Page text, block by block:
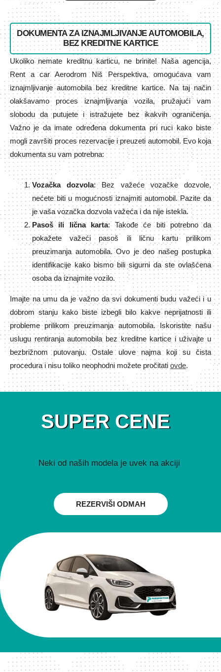
DOKUMENTA ZA IZNAJMLJIVANJE AUTOMOBILA,
BEZ KREDITNE KARTICE
Ukoliko nemate kreditnu karticu, ne brinite! Naša agencija,
Rent a car Aerodrom Niš Perspektiva, omogućava vam
iznajmljivanje automobila bez kreditne kartice. Na taj način
olakšavamo proces iznajmljivanja vozila, pružajući vam
slobodu da putujete i istražujete bez ikakvih ograničenja.
Važno je da imate određena dokumenta pri ruci kako biste
mogli završiti proces rezervacije i preuzeti automobil. Evo koja
dokumenta su vam potrebna:
Vozačka dozvola: Bez važeće vozačke dozvole,
nećete biti u mogućnosti iznajmiti automobil. Pazite da
je vaša vozačka dozvola važeća i da nije istekla.
Pasoš ili lična karta: Takođe će biti potrebno da
pokažete važeći pasoš ili ličnu kartu prilikom
preuzimanja automobila. Ovo je deo našeg postupka
identifikacije kako bismo bili sigurni da ste ovlašćena
osoba da iznajmite vozilo.
Imajte na umu da je važno da svi dokumenti budu važeći i u
dobrom stanju kako biste izbegli bilo kakve neprijatnosti ili
probleme prilikom preuzimanja automobila. Iskoristite našu
uslugu rentiranja automobila bez kreditne kartice i uživajte u
bezbrižnom putovanju. Ostale ulove najma koji su čista
procedura i nisu toliko neophodni možete pročitatiovde.
SUPER CENE
Neki od naših modela je uvek na akciji
REZERVIŠI ODMAH